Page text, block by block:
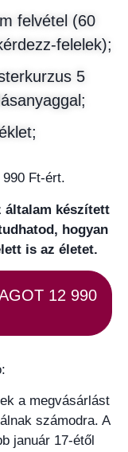
felvétel (60
felelek);
5
Ft-ért.
általam készített
hogyan
is az életet.
12 990
a megvásárlást
számodra. A
január 17-étől